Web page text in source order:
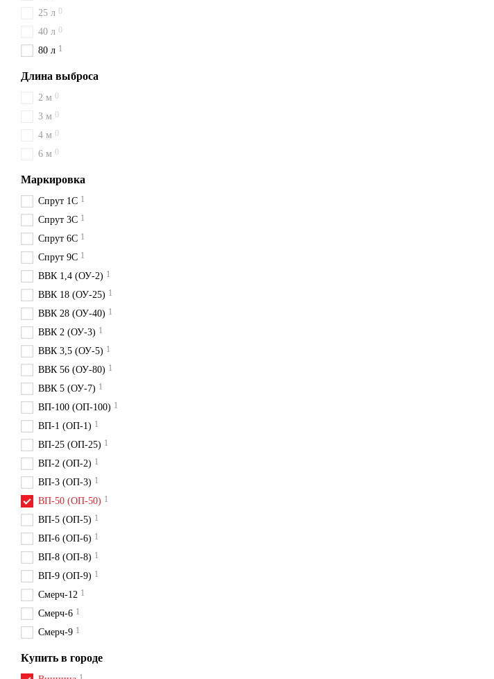
25 л 0
40 л 0
80 л 1
Длина выброса
2 м 0
3 м 0
4 м 0
6 м 0
Маркировка
Спрут 1С 1
Спрут 3С 1
Спрут 6С 1
Спрут 9С 1
ВВК 1,4 (ОУ-2) 1
ВВК 18 (ОУ-25) 1
ВВК 28 (ОУ-40) 1
ВВК 2 (ОУ-3) 1
ВВК 3,5 (ОУ-5) 1
ВВК 56 (ОУ-80) 1
ВВК 5 (ОУ-7) 1
ВП-100 (ОП-100) 1
ВП-1 (ОП-1) 1
ВП-25 (ОП-25) 1
ВП-2 (ОП-2) 1
ВП-3 (ОП-3) 1
ВП-50 (ОП-50) 1
ВП-5 (ОП-5) 1
ВП-6 (ОП-6) 1
ВП-8 (ОП-8) 1
ВП-9 (ОП-9) 1
Смерч-12 1
Смерч-6 1
Смерч-9 1
Купить в городе